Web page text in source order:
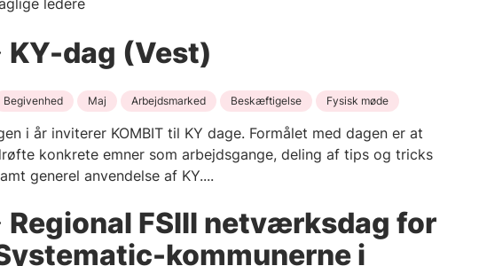
ledere
KY-dag (Vest)
Begivenhed Maj Arbejdsmarked Beskæftigelse Fysisk møde
i år inviterer KOMBIT til KY dage. Formålet med dagen er at
konkrete emner som arbejdsgange, deling af tips og tricks
generel anvendelse af KY....
Regional FSIII netværksdag for
kommunerne i